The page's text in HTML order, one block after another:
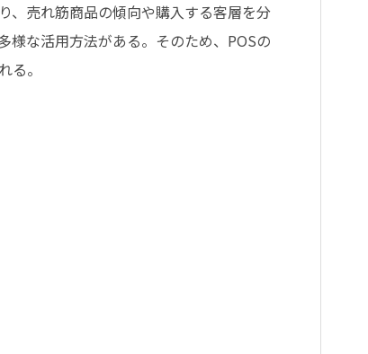
、売れ筋商品の傾向や購入する客層を分
様な活用方法がある。そのため、POSの
る。